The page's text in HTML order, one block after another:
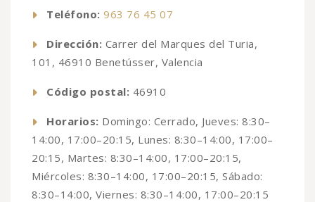
Teléfono: 963 76 45 07
Dirección: Carrer del Marques del Turia,
101, 46910 Benetússer, Valencia
Código postal: 46910
Horarios: Domingo: Cerrado, Jueves: 8:30–
14:00, 17:00–20:15, Lunes: 8:30–14:00, 17:00–
20:15, Martes: 8:30–14:00, 17:00–20:15,
Miércoles: 8:30–14:00, 17:00–20:15, Sábado:
8:30–14:00, Viernes: 8:30–14:00, 17:00–20:15